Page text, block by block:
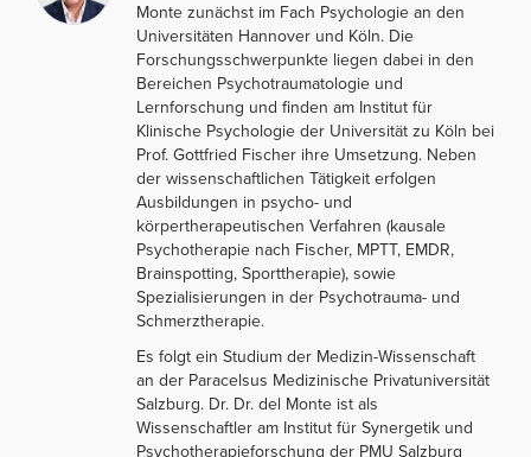
Monte zunächst im Fach Psychologie an den
Universitäten Hannover und Köln. Die
Forschungsschwerpunkte liegen dabei in den
Bereichen Psychotraumatologie und
Lernforschung und finden am Institut für
Klinische Psychologie der Universität zu Köln bei
Prof. Gottfried Fischer ihre Umsetzung. Neben
der wissenschaftlichen Tätigkeit erfolgen
Ausbildungen in psycho- und
körpertherapeutischen Verfahren (kausale
Psychotherapie nach Fischer, MPTT, EMDR,
Brainspotting, Sporttherapie), sowie
Spezialisierungen in der Psychotrauma- und
Schmerztherapie.
Es folgt ein Studium der Medizin-Wissenschaft
an der Paracelsus Medizinische Privatuniversität
Salzburg. Dr. Dr. del Monte ist als
Wissenschaftler am Institut für Synergetik und
Psychotherapieforschung der PMU Salzburg